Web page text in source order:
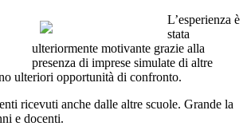
L’esperienza è
stata
ulteriormente motivante grazie alla
presenza di imprese simulate di altre
ulteriori opportunità di confronto.
ricevuti anche dalle altre scuole. Grande la
e docenti.